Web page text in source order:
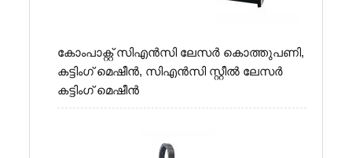
കോം‌പാക്റ്റ് സി‌എൻ‌സി ലേസർ കൊത്തുപണി,
കട്ടിംഗ് മെഷീൻ, സി‌എൻ‌സി സ്റ്റീൽ ലേസർ
കട്ടിംഗ് മെഷീൻ